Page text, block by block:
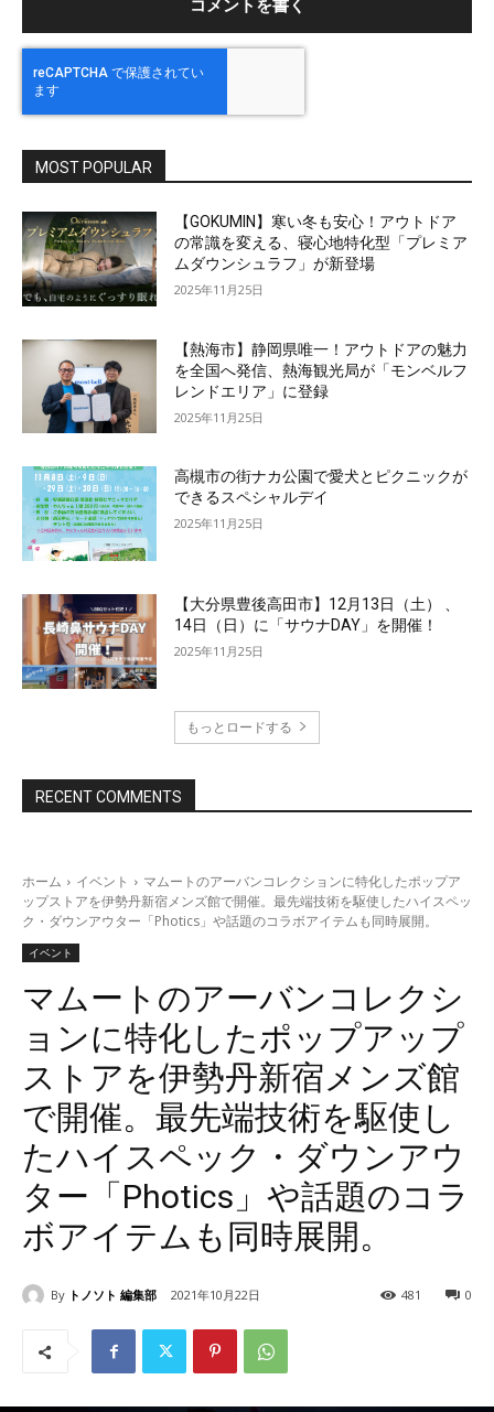
MOST POPULAR
【GOKUMIN】寒い冬も安心！アウトドア
の常識を変える、寝心地特化型「プレミア
ムダウンシュラフ」が新登場
2025年11月25日
【熱海市】静岡県唯一！アウトドアの魅力
を全国へ発信、熱海観光局が「モンベルフ
レンドエリア」に登録
2025年11月25日
高槻市の街ナカ公園で愛犬とピクニックが
できるスペシャルデイ
2025年11月25日
【大分県豊後高田市】12月13日（土） 、
14日（日）に「サウナDAY」を開催！
2025年11月25日
もっとロードする
RECENT COMMENTS